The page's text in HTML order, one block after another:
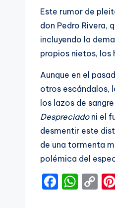
Este rumor de
don Pedro Rivera,
incluyendo la
propios nietos, los
Aunque en el
otros escándalos,
los lazos de
Despreciadoni el
desmentir este
de una tormenta
polémica del
F
W C